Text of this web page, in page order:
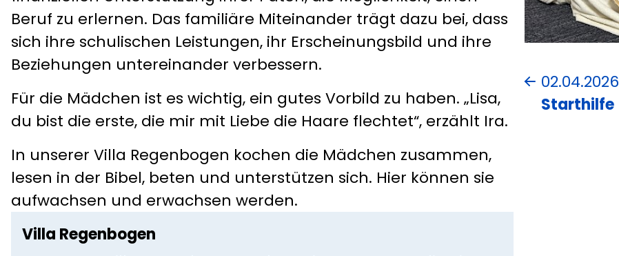
Beruf zu erlernen. Das familiäre Miteinander trägt dazu bei, dass
sich ihre schulischen Leistungen, ihr Erscheinungsbild und ihre
Beziehungen untereinander verbessern.
Für die Mädchen ist es wichtig, ein gutes Vorbild zu haben. „Lisa,
du bist die erste, die mir mit Liebe die Haare flechtet“, erzählt Ira.
In unserer Villa Regenbogen kochen die Mädchen zusammen,
lesen in der Bibel, beten und unterstützen sich. Hier können sie
aufwachsen und erwachsen werden.
Villa Regenbogen
02.04.2026
Starthilfe